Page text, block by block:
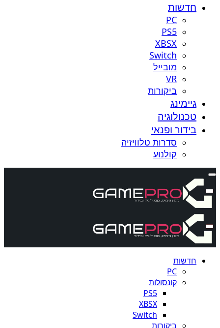
חדשות
PC
PS5
XBSX
Switch
מובייל
VR
ביקורות
גיימינג
טכנולוגיה
בידור ופנאי
סדרות טלוויזיה
קולנוע
חדשות
PC
קונסולות
PS5
XBSX
Switch
ביקורות